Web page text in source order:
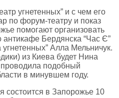
угнетенных” и с чем его
по форум-театру и показ
помогают организовать
антикафе Бердянска “Час Є”
угнетенных” Алла Мельничук.
из Киева будет Нина
подобный
в минувшем году.
состоится в Запорожье 10